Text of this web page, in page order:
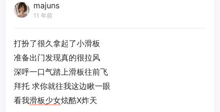
majuns
11 年前
打扮了很久拿起了小滑板
准备出门发现真的很拉风
深呼一口气踏上滑板往前飞
拜托 求你就往我这边瞅一眼
看我滑板少女炫酷X炸天